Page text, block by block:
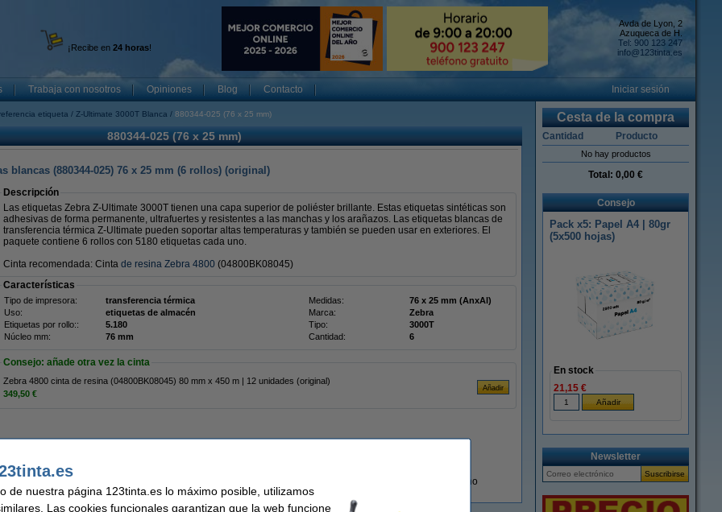
¡Recibe en 24 horas!
Avda de Lyon, 2
Azuqueca de H.
Tel: 900 123 247
info@123tinta.es
Trabaja con nosotros Opiniones Blog Contacto Iniciar sesión
etiqueta Z-Ultimate 3000T Blanca 880344-025 (76 x 25 mm)
880344-025 (76 x 25 mm)
blancas (880344-025) 76 x 25 mm (6 rollos) (original)
Descripción
Las etiquetas Zebra Z-Ultimate 3000T tienen una capa superior de poliéster brillante. Estas etiquetas sintéticas son
adhesivas de forma permanente, ultrafuertes y resistentes a las manchas y los arañazos. Las etiquetas blancas de
transferencia térmica Z-Ultimate pueden soportar altas temperaturas y también se pueden usar en exteriores. El
paquete contiene 6 rollos con 5180 etiquetas cada uno.
Cinta recomendada: Cinta de resina Zebra 4800 (04800BK08045)
Características
Tipo de impresora: transferencia térmica Medidas:
76 x 25 mm (AnxAl)
Uso:
etiquetas de almacén Marca:
Zebra
Etiquetas por rollo::
5.180 Tipo:
3000T
Núcleo mm:
76 mm Cantidad: 6
Consejo: añade otra vez la cinta
Zebra 4800 cinta de resina (04800BK08045) 80 mm x 450 m | 12 unidades (original)
349,50 €
€
€ Excl. 21% IVA En almacén externo
Cesta de la compra
Cantidad Producto
No hay productos
Total: 0,00 €
Consejo
Pack x5: Papel A4 | 80gr
(5x500 hojas)
En stock
21,15 €
Newsletter
de nuestra página 123tinta.es lo máximo posible, utilizamos
Las cookies funcionales garantizan que la web funcione